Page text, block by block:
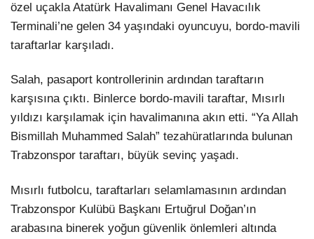
özel uçakla Atatürk Havalimanı Genel Havacılık
Terminali’ne gelen 34 yaşındaki oyuncuyu, bordo-mavili
taraftarlar karşıladı.
Salah, pasaport kontrollerinin ardından taraftarın
karşısına çıktı. Binlerce bordo-mavili taraftar, Mısırlı
yıldızı karşılamak için havalimanına akın etti. “Ya Allah
Bismillah Muhammed Salah” tezahüratlarında bulunan
Trabzonspor taraftarı, büyük sevinç yaşadı.
Mısırlı futbolcu, taraftarları selamlamasının ardından
Trabzonspor Kulübü Başkanı Ertuğrul Doğan’ın
arabasına binerek yoğun güvenlik önlemleri altında